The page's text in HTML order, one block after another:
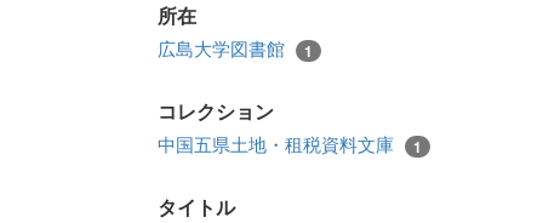
所在
広島大学図書館 1
コレクション
中国五県土地・租税資料文庫 1
タイトル